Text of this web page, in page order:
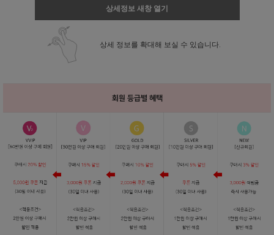
상세정보 새창 열기
상세 정보를 확대해 보실 수 있습니다.